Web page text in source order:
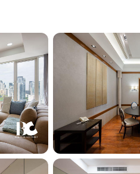
เลือกยูนิตเพื่อเปรียบเทียบ
เลือกได้สูงสุด 3 รายการ
เปรียบเทียบ